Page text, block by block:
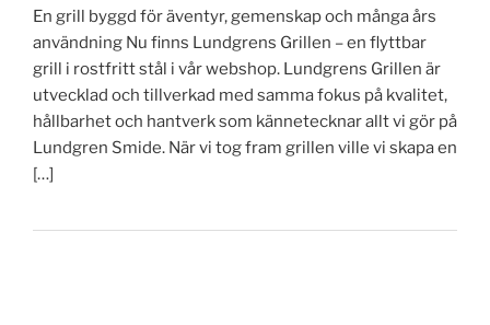
En grill byggd för äventyr, gemenskap och många års
användning Nu finns Lundgrens Grillen – en flyttbar
grill i rostfritt stål i vår webshop. Lundgrens Grillen är
utvecklad och tillverkad med samma fokus på kvalitet,
hållbarhet och hantverk som kännetecknar allt vi gör på
Lundgren Smide. När vi tog fram grillen ville vi skapa en
[…]